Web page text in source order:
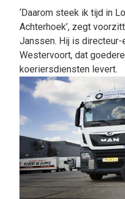
‘Daarom steek ik tijd in
Achterhoek’, zegt
Janssen. Hij is
Westervoort, dat
koeriersdiensten levert.